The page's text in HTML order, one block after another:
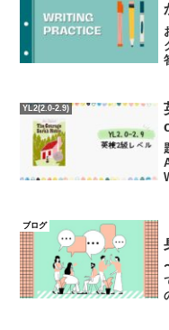
YL2(2.0-2.9)
ブログ